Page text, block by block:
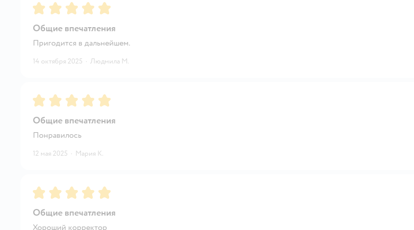
Рейтинг:5
Общие впечатления
Пригодится в дальнейшем.
14 октября 2025 · Людмила М.
Рейтинг:5
Общие впечатления
Понравилось
12 мая 2025 · Мария К.
Рейтинг:5
Общие впечатления
Хороший корректор